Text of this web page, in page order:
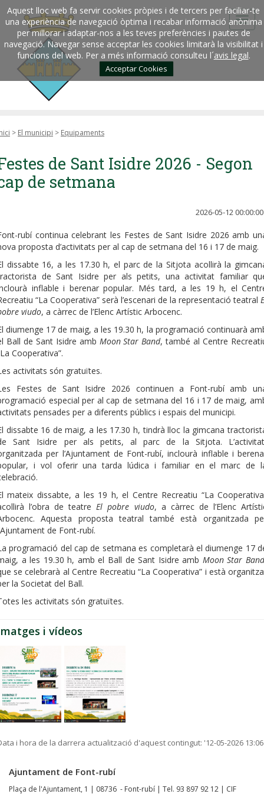
Aquest lloc web fa servir cookies pròpies i de tercers per faciliar-te
una experiència de navegació òptima i recabar informació anònima
per millorar i adaptar-nos a les teves preferències i pautes de
navegació. Navegar sense acceptar les cookies limitarà la visibilitat i
funcions del web. Per a més informació consulteu l´avis legal.
Acceptar Cookies
> El municipi > Equipaments
de Sant Isidre 2026 - Segon
de setmana
2026-05-12 00:00:00
rubí continua celebrant les Festes de Sant Isidre 2026 amb
proposta d’activitats per al cap de setmana del 16 i 17 de maig.
dissabte 16, a les 17.30 h, el parc de la Sitjota acollirà la
de Sant Isidre per als petits, una activitat familiar
inflable i berenar popular. Més tard, a les 19 h, el
“La Cooperativa” serà l’escenari de la representació teatral
viudo, a càrrec de l’Elenc Artístic Arbocenc.
diumenge 17 de maig, a les 19.30 h, la programació continuarà
Ball de Sant Isidre amb Moon Star Band, també al Centre
Cooperativa”.
activitats són gratuïtes.
Festes de Sant Isidre 2026 continuen a Font-rubí amb
especial per al cap de setmana del 16 i 17 de maig,
pensades per a diferents públics i espais del municipi.
dissabte 16 de maig, a les 17.30 h, tindrà lloc la gimcana
Sant Isidre per als petits, al parc de la Sitjota.
per l’Ajuntament de Font-rubí, inclourà inflable i
i vol oferir una tarda lúdica i familiar en el marc de
mateix dissabte, a les 19 h, el Centre Recreatiu “La
l’obra de teatreEl pobre viudo, a càrrec de l’Elenc
Aquesta proposta teatral també està organitzada
de Font-rubí.
programació del cap de setmana es completarà el diumenge 17
a les 19.30 h, amb el Ball de Sant Isidre amb Moon Star
se celebrarà al Centre Recreatiu “La Cooperativa” i està
la Societat del Ball.
les activitats són gratuïtes.
i vídeos
i hora de la darrera actualització d'aquest contingut: '12-05-2026 13:06
Ajuntament de Font-rubí
Plaça de l'Ajuntament, 1 | 08736 - Font-rubí | Tel. 93 897 92 12 | CIF